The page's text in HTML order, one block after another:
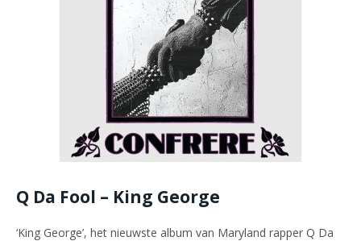
Q Da Fool – King George
‘King George’, het nieuwste album van Maryland rapper Q Da